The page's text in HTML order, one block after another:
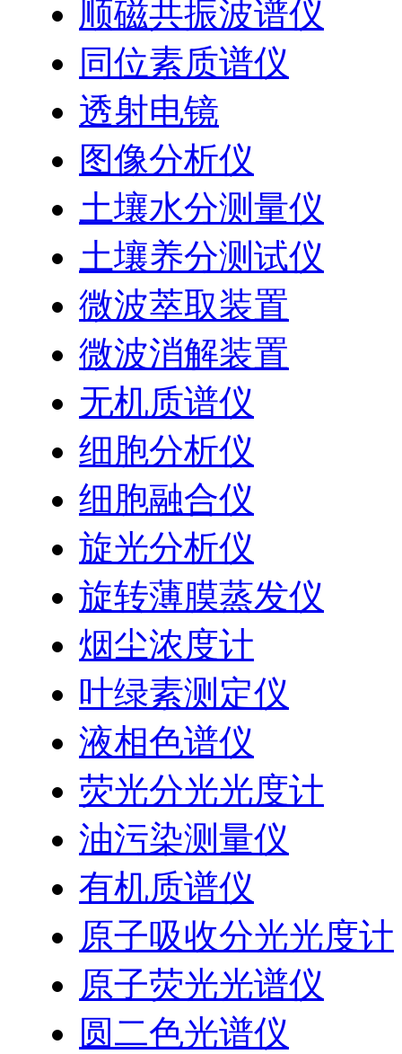
顺磁共振波谱仪
同位素质谱仪
透射电镜
图像分析仪
土壤水分测量仪
土壤养分测试仪
微波萃取装置
微波消解装置
无机质谱仪
细胞分析仪
细胞融合仪
旋光分析仪
旋转薄膜蒸发仪
烟尘浓度计
叶绿素测定仪
液相色谱仪
荧光分光光度计
油污染测量仪
有机质谱仪
原子吸收分光光度计
原子荧光光谱仪
圆二色光谱仪